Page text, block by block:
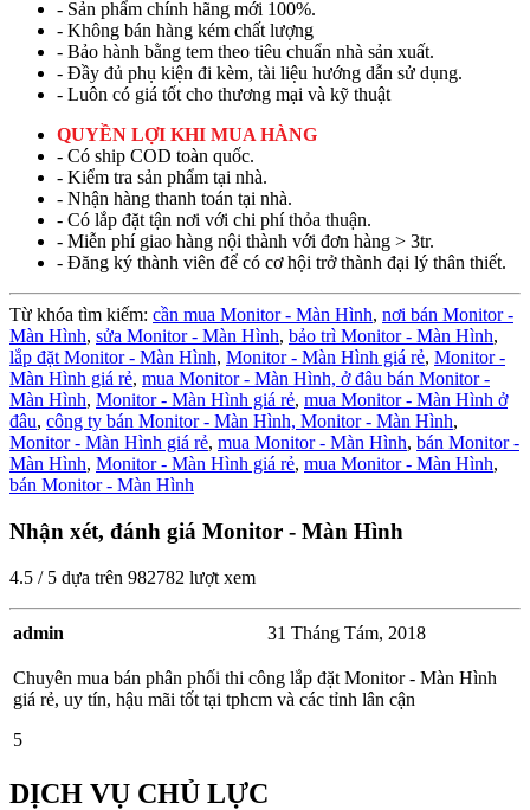
- Sản phẩm chính hãng mới 100%.
- Không bán hàng kém chất lượng
- Bảo hành bằng tem theo tiêu chuẩn nhà sản xuất.
- Đầy đủ phụ kiện đi kèm, tài liệu hướng dẫn sử dụng.
- Luôn có giá tốt cho thương mại và kỹ thuật
QUYỀN LỢI KHI MUA HÀNG
- Có ship COD toàn quốc.
- Kiểm tra sản phẩm tại nhà.
- Nhận hàng thanh toán tại nhà.
- Có lắp đặt tận nơi với chi phí thỏa thuận.
- Miễn phí giao hàng nội thành với đơn hàng > 3tr.
- Đăng ký thành viên để có cơ hội trở thành đại lý thân thiết.
Từ khóa tìm kiếm: cần mua Monitor - Màn Hình, nơi bán Monitor -
Màn Hình, sửa Monitor - Màn Hình, bảo trì Monitor - Màn Hình,
lắp đặt Monitor - Màn Hình, Monitor - Màn Hình giá rẻ, Monitor -
Màn Hình giá rẻ, mua Monitor - Màn Hình, ở đâu bán Monitor -
Màn Hình, Monitor - Màn Hình giá rẻ, mua Monitor - Màn Hình ở
đâu, công ty bán Monitor - Màn Hình, Monitor - Màn Hình,
Monitor - Màn Hình giá rẻ, mua Monitor - Màn Hình, bán Monitor -
Màn Hình, Monitor - Màn Hình giá rẻ, mua Monitor - Màn Hình,
bán Monitor - Màn Hình
Nhận xét, đánh giá Monitor - Màn Hình
4.5 / 5 dựa trên 982782 lượt xem
admin 31 Tháng Tám, 2018
Chuyên mua bán phân phối thi công lắp đặt Monitor - Màn Hình
giá rẻ, uy tín, hậu mãi tốt tại tphcm và các tỉnh lân cận
5
DỊCH VỤ CHỦ LỰC